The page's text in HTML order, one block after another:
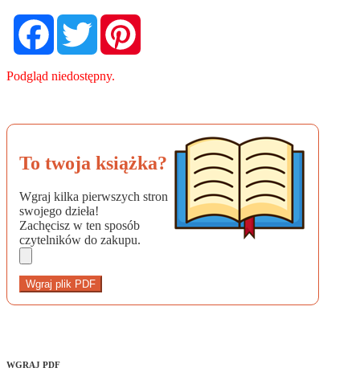
FacebookTwitter
Podgląd niedostępny.
To twoja książka?
Wgraj kilka pierwszych stron
swojego dzieła!
Zachęcisz w ten sposób
czytelników do zakupu.
Wgraj plik PDF
WGRAJ PDF